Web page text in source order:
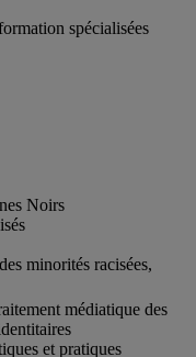
spécialisées
Noirs
minorités racisées,
médiatique des
et pratiques